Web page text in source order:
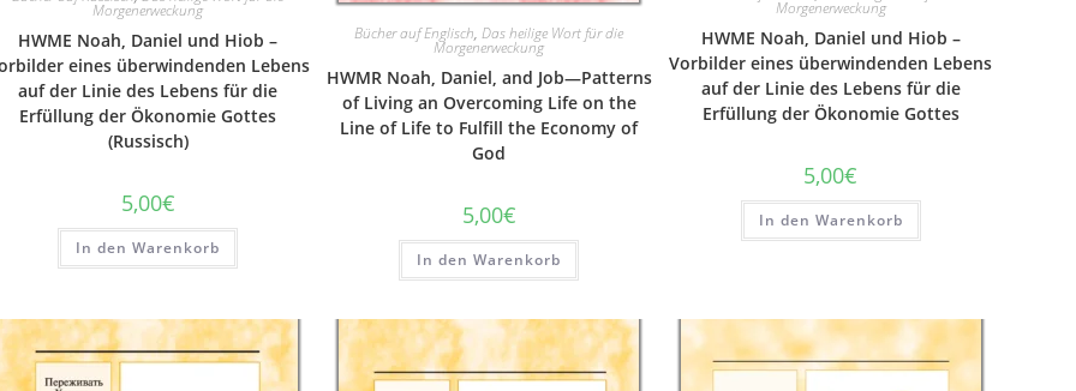
Morgenerweckung
HWME Noah, Daniel und Hiob –
eines überwindenden Lebens
auf der Linie des Lebens für die
Erfüllung der Ökonomie Gottes
(Russisch)
5,00€
In den Warenkorb
Bücher auf Englisch,Das heilige Wort für die
Morgenerweckung
HWMR Noah, Daniel, and Job—Patterns
of Living an Overcoming Life on the
Line of Life to Fulfill the Economy of
God
5,00€
In den Warenkorb
Morgenerweckung
HWME Noah, Daniel und Hiob –
Vorbilder eines überwindenden Lebens
auf der Linie des Lebens für die
Erfüllung der Ökonomie Gottes
5,00€
In den Warenkorb